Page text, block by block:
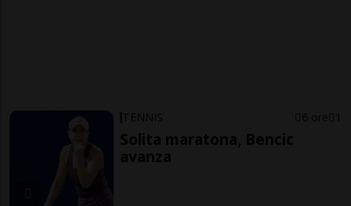
TENNIS 6 ore 1
Solita maratona, Bencic
avanza